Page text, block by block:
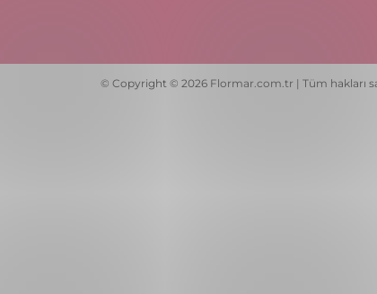
© Copyright © 2026 Flormar.com.tr | Tüm hakları